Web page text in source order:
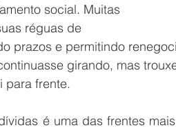
social. Muitas
réguas de
prazos e permitindo
girando, mas
para frente.
é uma das frentes